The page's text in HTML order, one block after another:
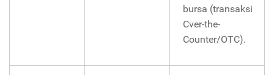
bursa (transaksi
Cver-the-
Counter/OTC).